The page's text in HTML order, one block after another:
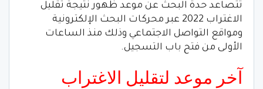
تتصاعد حدة البحث عن موعد ظهور نتيجة تقليل
الاغتراب 2022 عبر محركات البحث الإلكترونية
ومواقع التواصل الاجتماعي وذلك منذ الساعات
الأولى من فتح باب التسجيل.
آخر موعد لتقليل الاغتراب